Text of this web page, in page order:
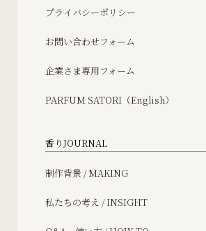
プライバシーポリシー
お問い合わせフォーム
企業さま専用フォーム
PARFUM SATORI（English）
香りJOURNAL
制作背景 / MAKING
私たちの考え / INSIGHT